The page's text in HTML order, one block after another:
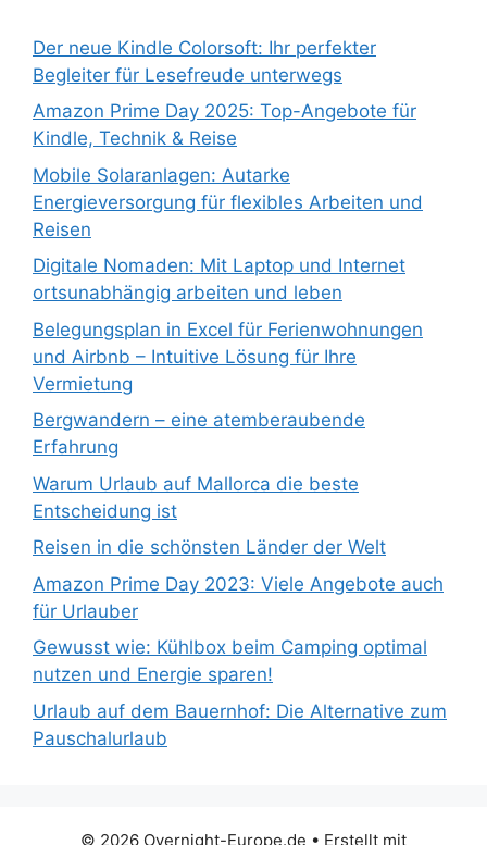
Der neue Kindle Colorsoft: Ihr perfekter
Begleiter für Lesefreude unterwegs
Amazon Prime Day 2025: Top-Angebote für
Kindle, Technik & Reise
Mobile Solaranlagen: Autarke
Energieversorgung für flexibles Arbeiten und
Reisen
Digitale Nomaden: Mit Laptop und Internet
ortsunabhängig arbeiten und leben
Belegungsplan in Excel für Ferienwohnungen
und Airbnb – Intuitive Lösung für Ihre
Vermietung
Bergwandern – eine atemberaubende
Erfahrung
Warum Urlaub auf Mallorca die beste
Entscheidung ist
Reisen in die schönsten Länder der Welt
Amazon Prime Day 2023: Viele Angebote auch
für Urlauber
Gewusst wie: Kühlbox beim Camping optimal
nutzen und Energie sparen!
Urlaub auf dem Bauernhof: Die Alternative zum
Pauschalurlaub
© 2026 Overnight-Europe.de • Erstellt mit